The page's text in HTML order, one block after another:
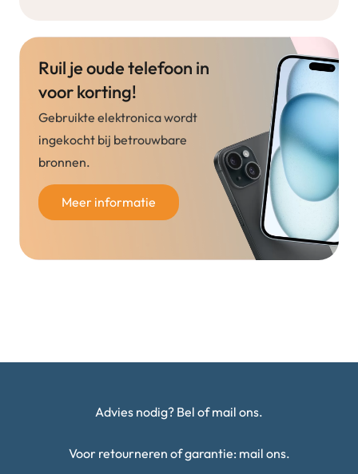
Ruil je oude telefoon in
voor korting!
Gebruikte elektronica wordt
ingekocht bij betrouwbare
bronnen.
Meer informatie
Advies nodig? Bel of mail ons.
Voor retourneren of garantie: mail ons.